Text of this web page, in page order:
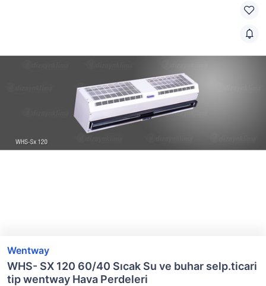
Wentway
WHS- SX 120 60/40 Sıcak Su ve buhar selp.ticari
tip wentway Hava Perdeleri